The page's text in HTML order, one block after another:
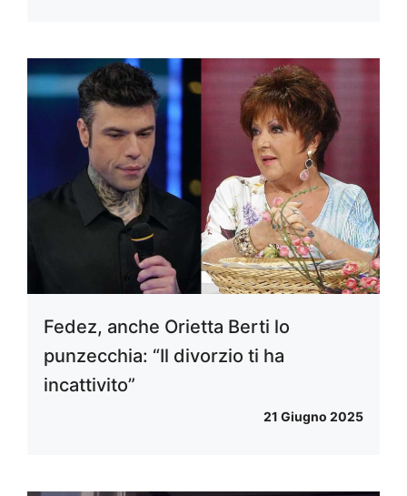
Fedez, anche Orietta Berti lo
punzecchia: “Il divorzio ti ha
incattivito”
21 Giugno 2025